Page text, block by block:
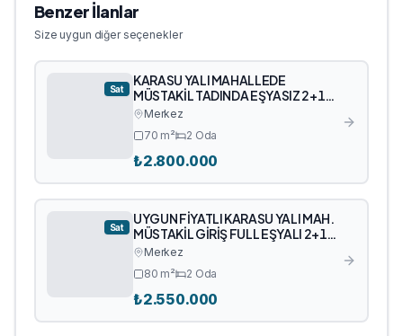
Benzer İlanlar
Size uygun diğer seçenekler
Sat
KARASU YALI MAHALLEDE
MÜSTAKİL TADINDA EŞYASIZ 2+1
SATILIK DAİRE
Merkez
70 m² 2 Oda
₺2.800.000
Sat
UYGUN FİYATLI KARASU YALI MAH.
MÜSTAKİL GİRİŞ FULL EŞYALI 2+1
SATILIK DAİRE
Merkez
80 m² 2 Oda
₺2.550.000